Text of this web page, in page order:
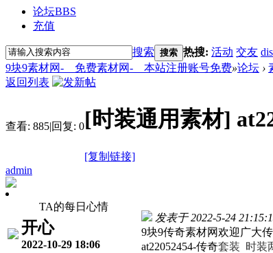
论坛BBS
充值
搜索 搜索 热搜: 活动 交友
9块9素材网-＿免费素材网-＿本站注册账号免费»论坛 ›
返回列表
查看: 885|回复: 0[时装通用素材]
[复制链接]
admin
TA的每日心情
开心
2022-10-29 18:06
发表于 2022-5-24
9块9传奇素材网欢迎广大
at22052454-传奇套装 时装